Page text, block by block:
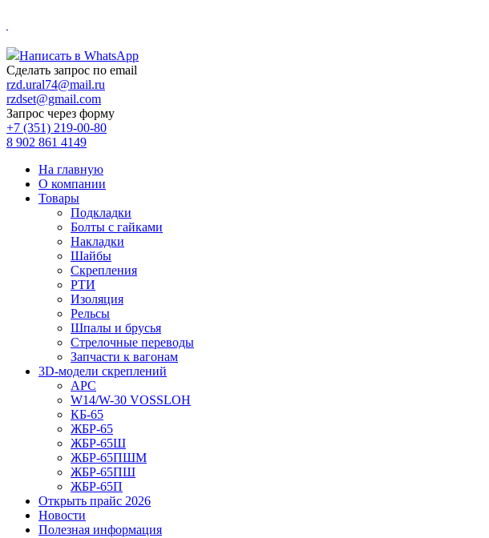
Написать в WhatsApp
Сделать запрос по email
rzd.ural74@mail.ru
rzdset@gmail.com
Запрос через форму
+7 (351) 219-00-80
8 902 861 4149
На главную
О компании
Товары
Подкладки
Болты с гайками
Накладки
Шайбы
Скрепления
РТИ
Изоляция
Рельсы
Шпалы и брусья
Стрелочные переводы
Запчасти к вагонам
3D-модели скреплений
АРС
W14/W-30 VOSSLOH
КБ-65
ЖБР-65
ЖБР-65Ш
ЖБР-65ПШМ
ЖБР-65ПШ
ЖБР-65П
Открыть прайс 2026
Новости
Полезная информация